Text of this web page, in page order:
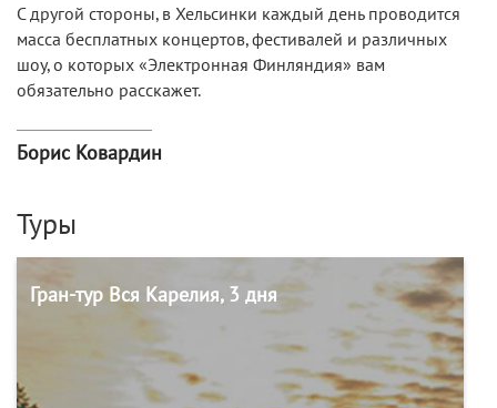
С другой стороны, в Хельсинки каждый день проводится
масса бесплатных концертов, фестивалей и различных
шоу, о которых «Электронная Финляндия» вам
обязательно расскажет.
Борис Ковардин
Туры
Гран-тур Вся Карелия, 3 дня